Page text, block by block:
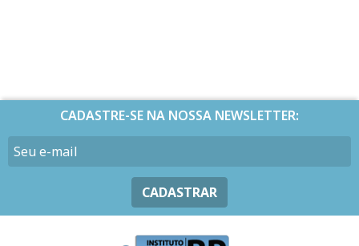
CADASTRE-SE NA NOSSA NEWSLETTER:
CADASTRAR